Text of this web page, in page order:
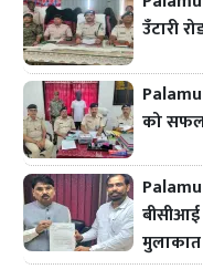
उँटारी
को
बीसीआई
मुलाकात